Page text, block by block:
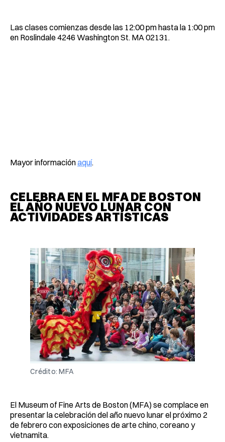
Las clases comienzas desde las 12:00 pm hasta la 1:00 pm
en Roslindale 4246 Washington St. MA 02131.
Mayor informaciónaquí.
CELEBRA EN EL MFA DE BOSTON
EL AÑO NUEVO LUNAR CON
ACTIVIDADES ARTÍSTICAS
Crédito: MFA
El Museum of Fine Arts de Boston (MFA) se complace en
presentar la celebración del año nuevo lunar el próximo 2
de febrero con exposiciones de arte chino, coreano y
vietnamita.